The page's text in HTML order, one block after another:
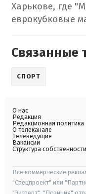
Харькове, где
еврокубковые
Связанные
СПОРТ
О нас
Редакция
Редакционная политика
О телеканале
Телеведущие
Вакансии
Структура собственности
Все коммерческие
"Спецпроект" или